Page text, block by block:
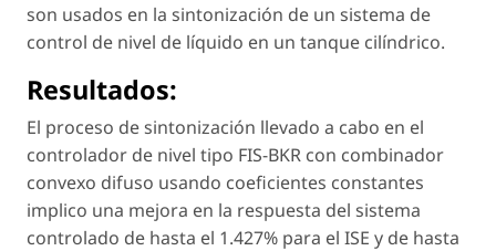
son usados en la sintonización de un sistema de
control de nivel de líquido en un tanque cilíndrico.
Resultados:
El proceso de sintonización llevado a cabo en el
controlador de nivel tipo FIS-BKR con combinador
convexo difuso usando coeficientes constantes
implico una mejora en la respuesta del sistema
controlado de hasta el 1.427% para el ISE y de hasta